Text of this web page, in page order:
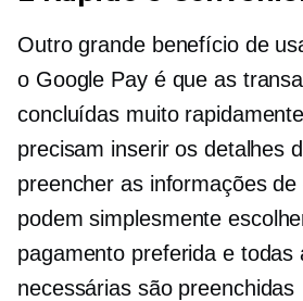
Outro grande benefício de
o Google Pay é que as
concluídas muito
precisam inserir os detalhes
preencher as informações de
podem simplesmente
pagamento preferida e todas
necessárias são preenchidas